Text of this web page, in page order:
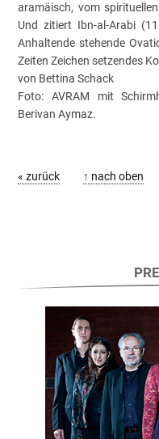
aramäisch, vom
Und zitiert Ibn-al-Arabi
Anhaltende stehende
Zeiten Zeichen setzendes
von Bettina Schack
Foto: AVRAM mit
Berivan Aymaz.
« zurück ↑ nach oben